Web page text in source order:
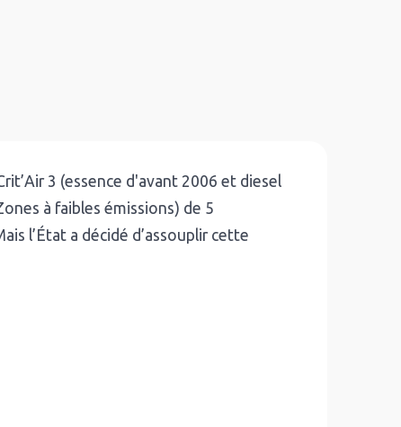
3 (essence d'avant 2006 et diesel
à faibles émissions) de 5
l’État a décidé d’assouplir cette